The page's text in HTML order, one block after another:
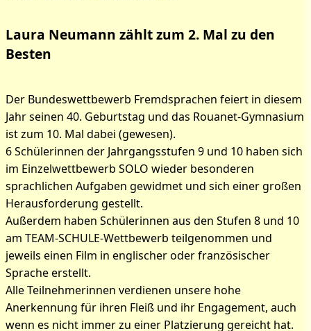
Laura Neumann zählt zum 2. Mal zu den
Besten
Der Bundeswettbewerb Fremdsprachen feiert in diesem
Jahr seinen 40. Geburtstag und das Rouanet-Gymnasium
ist zum 10. Mal dabei (gewesen).
6 Schülerinnen der Jahrgangsstufen 9 und 10 haben sich
im Einzelwettbewerb SOLO wieder besonderen
sprachlichen Aufgaben gewidmet und sich einer großen
Herausforderung gestellt.
Außerdem haben Schülerinnen aus den Stufen 8 und 10
am TEAM-SCHULE-Wettbewerb teilgenommen und
jeweils einen Film in englischer oder französischer
Sprache erstellt.
Alle Teilnehmerinnen verdienen unsere hohe
Anerkennung für ihren Fleiß und ihr Engagement, auch
wenn es nicht immer zu einer Platzierung gereicht hat.
Bilder zum Artikel:
Wettbewerb